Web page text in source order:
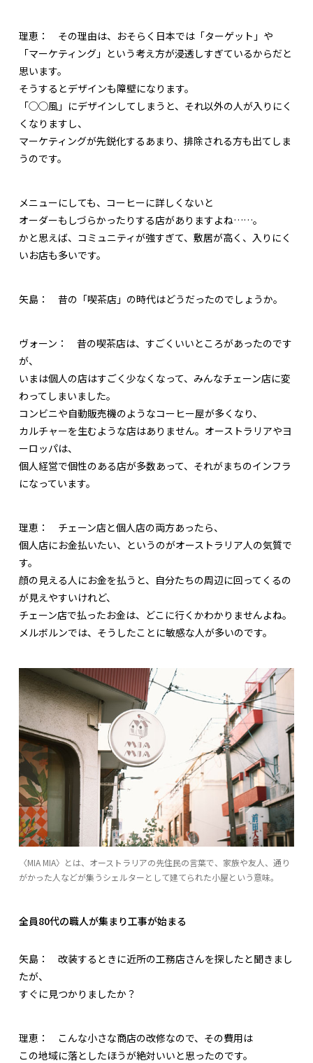
理恵： その理由は、おそらく日本では「ターゲット」や
「マーケティング」という考え方が浸透しすぎているからだと
思います。
そうするとデザインも障壁になります。
「◯◯風」にデザインしてしまうと、それ以外の人が入りにく
くなりますし、
マーケティングが先鋭化するあまり、排除される方も出てしま
うのです。
メニューにしても、コーヒーに詳しくないと
オーダーもしづらかったりする店がありますよね……。
かと思えば、コミュニティが強すぎて、敷居が高く、入りにく
いお店も多いです。
矢島： 昔の「喫茶店」の時代はどうだったのでしょうか。
ヴォーン： 昔の喫茶店は、すごくいいところがあったのです
が、
いまは個人の店はすごく少なくなって、みんなチェーン店に変
わってしまいました。
コンビニや自動販売機のようなコーヒー屋が多くなり、
カルチャーを生むような店はありません。オーストラリアやヨ
ーロッパは、
個人経営で個性のある店が多数あって、それがまちのインフラ
になっています。
理恵： チェーン店と個人店の両方あったら、
個人店にお金払いたい、というのがオーストラリア人の気質で
す。
顔の見える人にお金を払うと、自分たちの周辺に回ってくるの
が見えやすいけれど、
チェーン店で払ったお金は、どこに行くかわかりませんよね。
メルボルンでは、そうしたことに敏感な人が多いのです。
〈MIA MIA〉とは、オーストラリアの先住民の言葉で、家族や友人、通り
がかった人などが集うシェルターとして建てられた小屋という意味。
全員80代の職人が集まり工事が始まる
矢島： 改装するときに近所の工務店さんを探したと聞きまし
たが、
すぐに見つかりましたか？
理恵： こんな小さな商店の改修なので、その費用は
この地域に落としたほうが絶対いいと思ったのです。